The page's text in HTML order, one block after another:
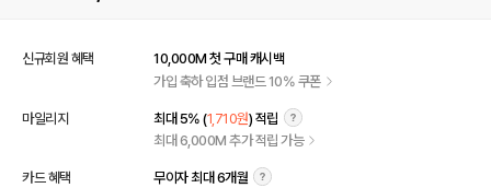
신규회원 혜택
10,000M 첫 구매 캐시백
가입 축하 입점 브랜드 10% 쿠폰
마일리지 최대 5% (1,710원) 적립
최대 6,000M 추가 적립 가능
카드 혜택 무이자 최대 6개월